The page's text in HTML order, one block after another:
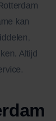
kan
Altijd